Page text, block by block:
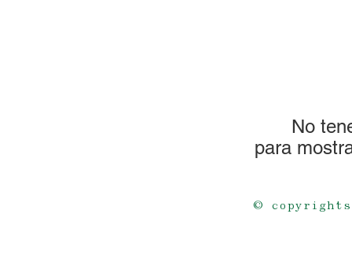
No
para
© copyrights